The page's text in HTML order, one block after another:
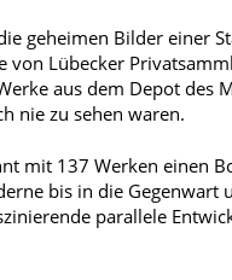
geheimen Bilder einer
von Lübecker
aus dem Depot des
nie zu sehen waren.
mit 137 Werken einen
bis in die Gegenwart
parallele